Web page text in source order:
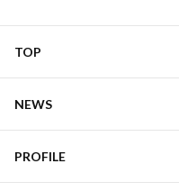
TOP
NEWS
PROFILE